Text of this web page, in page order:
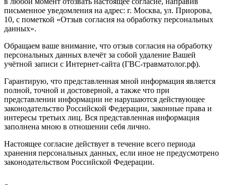
письменное уведомления на адрес: г. Москва, ул. Приорова,
10, с пометкой «Отзыв согласия на обработку персональных
данных».
Обращаем ваше внимание, что отзыв согласия на обработку
персональных данных влечёт за собой удаление Вашей
учётной записи с Интернет-сайта (ГВС-травматолог.рф).
Гарантирую, что представленная мной информация является
полной, точной и достоверной, а также что при
представлении информации не нарушаются действующее
законодательство Российской Федерации, законные права и
интересы третьих лиц. Вся представленная информация
заполнена мною в отношении себя лично.
Настоящее согласие действует в течение всего периода
хранения персональных данных, если иное не предусмотрено
законодательством Российской Федерации.